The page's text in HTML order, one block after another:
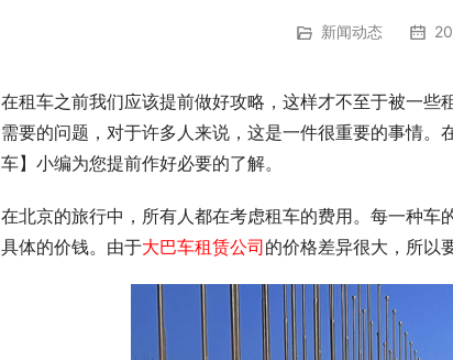
新闻动态
在租车之前我们应该提前做好攻略，这样才不至于被一
需要的问题，对于许多人来说，这是一件很重要的事情
车】小编为您提前作好必要的了解。
在北京的旅行中，所有人都在考虑租车的费用。每一种
具体的价钱。由于大巴车租赁公司的价格差异很大，所以